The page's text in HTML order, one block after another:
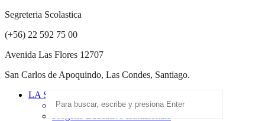
Segreteria Scolastica
(+56) 22 592 75 00
Avenida Las Flores 12707
San Carlos de Apoquindo, Las Condes, Santiago.
LA SCUOLA
Scuola Paritaria